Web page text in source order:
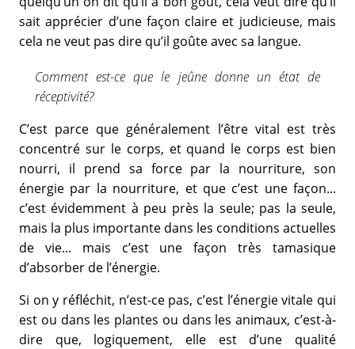
sait apprécier d’une façon claire et judicieuse, mais
cela ne veut pas dire qu’il goûte avec sa langue.
Comment est-ce que le jeûne donne un état de
réceptivité?
C’est parce que généralement l’être vital est très
concentré sur le corps, et quand le corps est bien
nourri, il prend sa force par la nourriture, son
énergie par la nourriture, et que c’est une façon...
c’est évidemment à peu près la seule; pas la seule,
mais la plus importante dans les conditions actuelles
de vie... mais c’est une façon très tamasique
d’absorber de l’énergie.
Si on y réfléchit, n’est-ce pas, c’est l’énergie vitale qui
est ou dans les plantes ou dans les animaux, c’est-à-
dire que, logiquement, elle est d’une qualité